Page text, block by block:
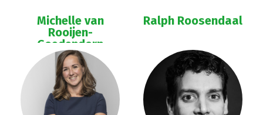
Michelle van
Rooijen-
Goedendorp
Ralph Roosendaal